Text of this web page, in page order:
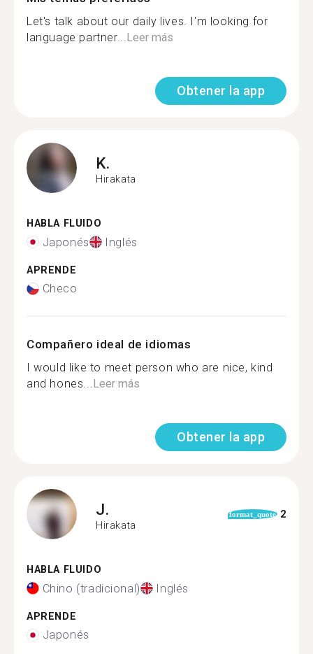
Let's talk about our daily lives. I'm looking for
language partner...Leer más
Obtener la app
K.
Hirakata
HABLA FLUIDO
Japonés Inglés
APRENDE
Checo
Compañero ideal de idiomas
I would like to meet person who are nice, kind
and hones...Leer más
Obtener la app
J.
Hirakata
format_quote 2
HABLA FLUIDO
Chino (tradicional) Inglés
APRENDE
Japonés